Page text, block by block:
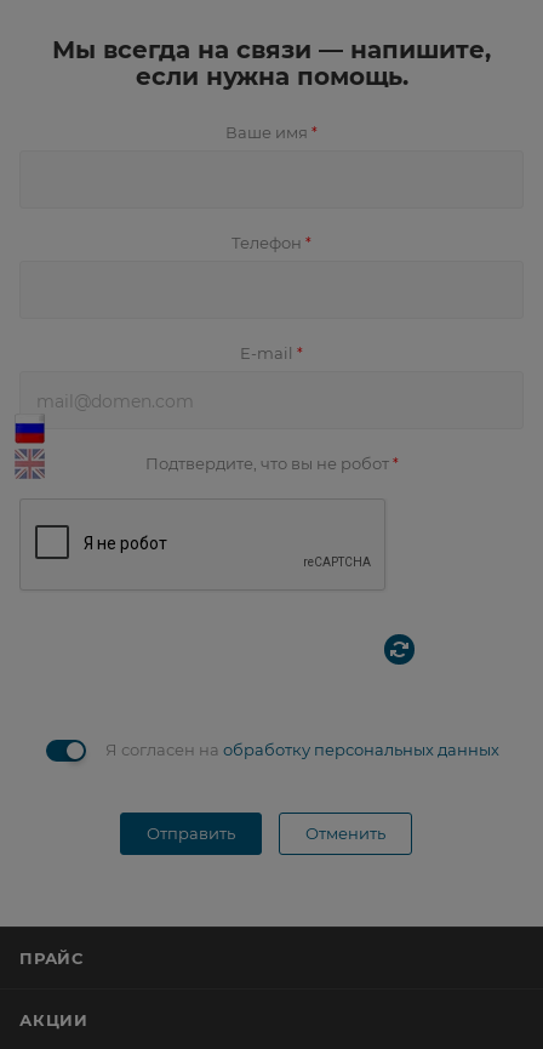
Мы всегда на связи — напишите,
если нужна помощь.
Ваше имя *
Телефон *
E-mail *
Подтвердите, что вы не робот *
Я согласен на обработку персональных данных
Отправить Отменить
ПРАЙС
АКЦИИ